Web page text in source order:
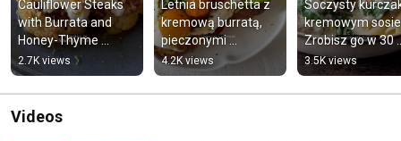
Cauliflower Steaks
with Burrata and
Honey-Thyme
Brown Butter 😍
#recipe #cauliflower
2.7K views
Letnia bruschetta z
kremową burratą,
pieczonymi
pomidorkami i fetą
#bruschetta #recipe
4.2K views
Soczysty
kremowym
Zrobisz go w 30
minut! #recipe
3.5K views
Videos